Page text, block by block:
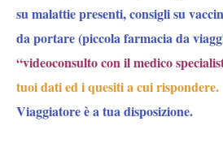
su malattie presenti, consigli su
da portare (piccola farmacia da
“videoconsulto con il medico
tuoi dati ed i quesiti a cui rispondere.
Viaggiatore è a tua disposizione.